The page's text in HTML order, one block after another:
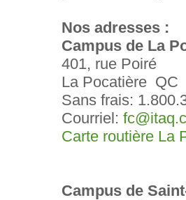
Nos adresses :
Campus de La
401, rue Poiré
La Pocatière QC
Sans frais:
Courriel:
Carte routière La
Campus de